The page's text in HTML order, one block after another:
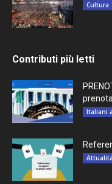
Cultura
Contributi più letti
Italiani
Attualità